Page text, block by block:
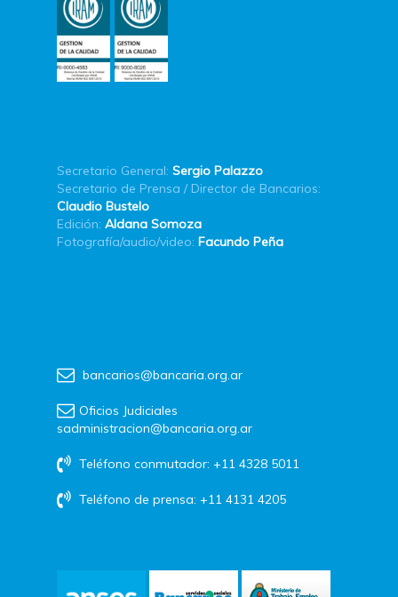
Secretario General: Sergio Palazzo
Secretario de Prensa / Director de Bancarios:
Claudio Bustelo
Edición: Aldana Somoza
Fotografía/audio/video: Facundo Peña
bancarios@bancaria.org.ar
Oficios Judiciales
sadministracion@bancaria.org.ar
Teléfono conmutador: +11 4328 5011
Teléfono de prensa: +11 4131 4205